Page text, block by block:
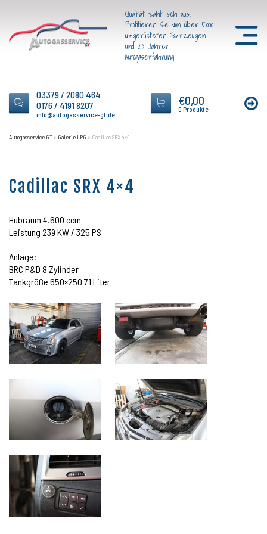
Qualität zahlt sich aus!
Profitieren Sie von über 5.000
umgerüsteten Fahrzeugen
und 25 Jahren
Autogaserfahrung
03379 / 2080 464
0176 / 4191 8207
info@autogasservice-gt.de
€0,00
0 Produkte
Autogasservice GT> Galerie LPG > Cadillac SRX 4×4
Cadillac SRX 4×4
Hubraum 4.600 ccm
Leistung 239 KW / 325 PS
Anlage:
BRC P&D 8 Zylinder
Tankgröße 650×250 71 Liter